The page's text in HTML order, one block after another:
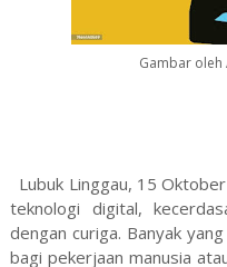
Gambar
Lubuk Linggau, 15
teknologi digital,
dengan curiga. Banyak
bagi pekerjaan manusia